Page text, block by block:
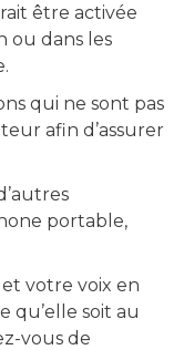
être activée
ou dans les
qui ne sont pas
afin d’assurer
portable,
votre voix en
qu’elle soit au
vous de